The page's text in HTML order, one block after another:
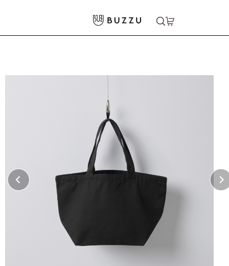
トートバッグ
12oz ヘヴィーキャンバスランチバッグ